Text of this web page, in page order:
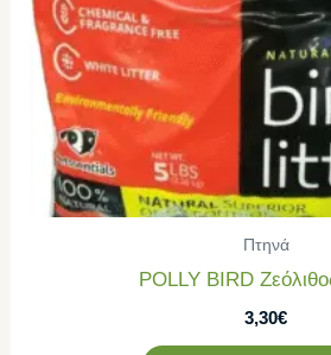
Πτηνά
POLLY BIRD
3,30€